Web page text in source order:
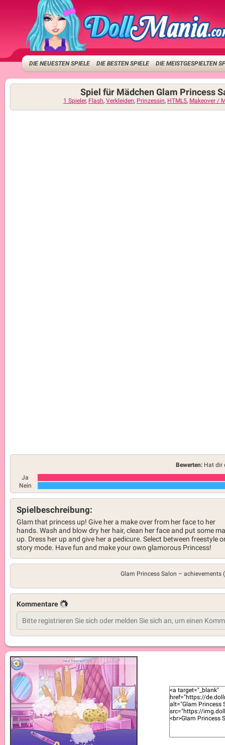
DIE NEUESTEN SPIELE DIE BESTEN SPIELE DIE MEISTGESPIELTEN
Spiel für Mädchen Glam Princess
1 Spieler, Flash, Verkleiden, Prinzessin, HTML5, Makeover /
Bewerten: Hat dir
Ja
Nein
Spielbeschreibung:
Glam that princess up! Give her a make over from her face to her
hands. Wash and blow dry her hair, clean her face and put some
up. Dress her up and give her a pedicure. Select between freestyle
story mode. Have fun and make your own glamorous Princess!
Glam Princess Salon – achievements
Kommentare